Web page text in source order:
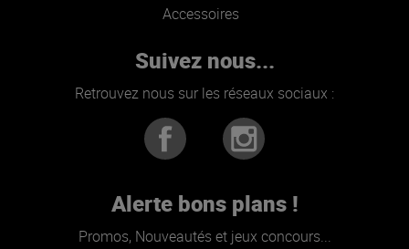
Accessoires
Suivez nous...
Retrouvez nous sur les réseaux sociaux :
Alerte bons plans !
Promos, Nouveautés et jeux concours...